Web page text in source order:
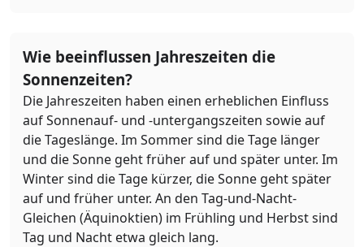
Wie beeinflussen Jahreszeiten die
Sonnenzeiten?
Die Jahreszeiten haben einen erheblichen Einfluss
auf Sonnenauf- und -untergangszeiten sowie auf
die Tageslänge. Im Sommer sind die Tage länger
und die Sonne geht früher auf und später unter. Im
Winter sind die Tage kürzer, die Sonne geht später
auf und früher unter. An den Tag-und-Nacht-
Gleichen (Äquinoktien) im Frühling und Herbst sind
Tag und Nacht etwa gleich lang.